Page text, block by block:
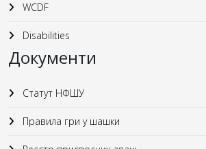
WCDF
Disabilities
Документи
Статут НФШУ
Правила гри у шашки